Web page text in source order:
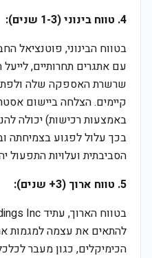
4. טווח בינוני (1-3 שנים):
בטווח הבינוני, פוטנציאל
עם אתגרים תחרותיים, לייעל
שרשרת האספקה שלה
קיימים. הצלחה ביישום
באמצעות רכישות) יכולה
בכך עלול לפגוע בצמיחתה
הסביבתית ועלויות התפעול
5. טווח ארוך (3+ שנים):
להתאים את עצמה למגמות
הכימיקלים, כגון מעבר